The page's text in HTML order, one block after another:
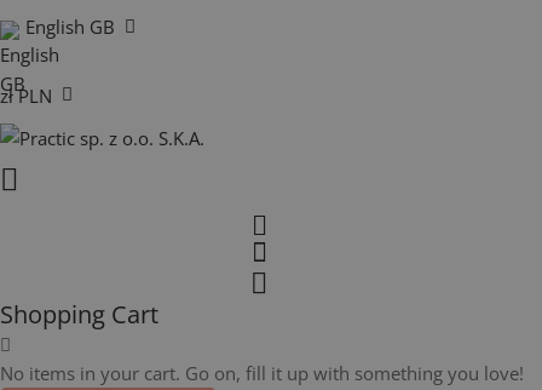
English GB
zł PLN
Shopping Cart
No items in your cart. Go on, fill it up with something you love!